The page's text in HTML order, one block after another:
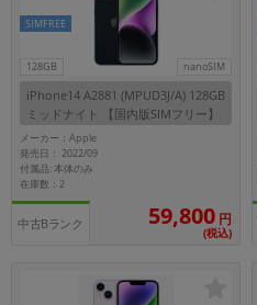
128GB nanoSIM
SIMFREE
iPhone14 A2881 (MPUD3J/A) 128GB
ミッドナイト 【国内版SIMフリー】
メーカー：Apple
発売日： 2022/09
付属品: 本体のみ
在庫数：2
中古Bランク 59,800 円
(税込)